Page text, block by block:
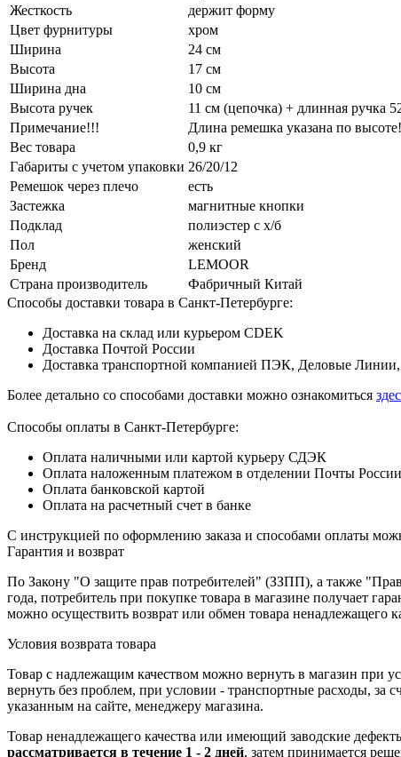
Жесткость
держит форму
Цвет фурнитуры
хром
Ширина
24 см
Высота
17 см
Ширина дна
10 см
Высота ручек
11 см (цепочка) + длинная ручка
Примечание!!!
Длина ремешка указана по высоте!
Вес товара
0,9 кг
Габариты с учетом упаковки 26/20/12
Ремешок через плечо
есть
Застежка
магнитные кнопки
Подклад
полиэстер с х/б
Пол
женский
Бренд
LEMOOR
Страна производитель
Фабричный Китай
Способы доставки товара в Санкт-Петербурге:
Доставка на склад или курьером CDEK
Доставка Почтой России
Доставка транспортной компанией ПЭК, Деловые
Более детально со способами доставки можно ознакомиться
Способы оплаты в Санкт-Петербурге:
Оплата наличными или картой курьеру СДЭК
Оплата наложенным платежом в отделении Почты России
Оплата банковской картой
Оплата на расчетный счет в банке
С инструкцией по оформлению заказа и способами оплаты
Гарантия и возврат
По Закону "О защите прав потребителей" (ЗЗПП), а также
года, потребитель при покупке товара в магазине получает
можно осуществить возврат или обмен товара ненадлежащего
Условия возврата товара
Товар с надлежащим качеством можно вернуть в магазин при
вернуть без проблем, при условии - транспортные расходы,
указанным на сайте, менеджеру магазина.
Товар ненадлежащего качества или имеющий заводские
рассматривается в течение 1 - 2 дней, затем принимается